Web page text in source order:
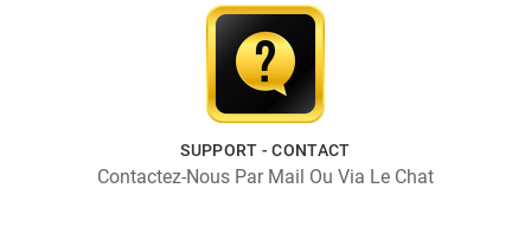
SUPPORT - CONTACT
Contactez-Nous Par Mail Ou Via Le Chat